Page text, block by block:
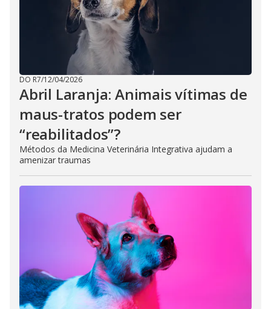
DO R7/12/04/2026
Abril Laranja: Animais vítimas de
maus-tratos podem ser
“reabilitados”?
Métodos da Medicina Veterinária Integrativa ajudam a
amenizar traumas